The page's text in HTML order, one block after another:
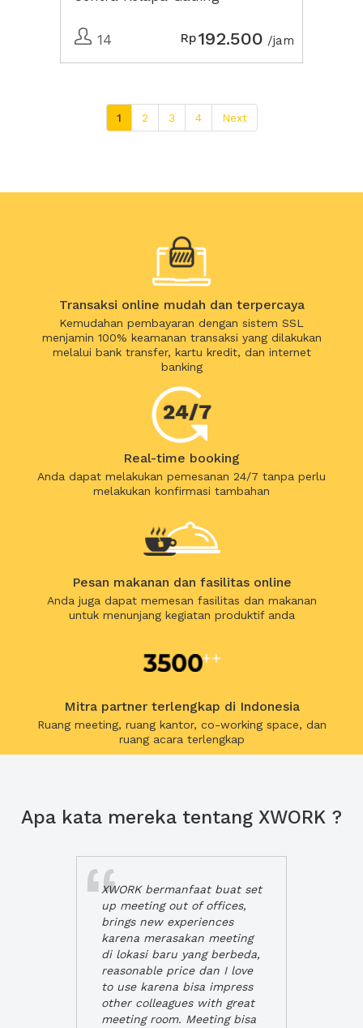
14 Rp192.500 /jam
1 2 3 4 Next
Transaksi online mudah dan terpercaya
Kemudahan pembayaran dengan sistem SSL
menjamin 100% keamanan transaksi yang dilakukan
melalui bank transfer, kartu kredit, dan internet
banking
Real-time booking
Anda dapat melakukan pemesanan 24/7 tanpa perlu
melakukan konfirmasi tambahan
Pesan makanan dan fasilitas online
Anda juga dapat memesan fasilitas dan makanan
untuk menunjang kegiatan produktif anda
Mitra partner terlengkap di Indonesia
Ruang meeting, ruang kantor, co-working space, dan
ruang acara terlengkap
Apa kata mereka tentang XWORK ?
XWORK bermanfaat buat set
up meeting out of offices,
brings new experiences
karena merasakan meeting
di lokasi baru yang berbeda,
reasonable price dan I love
to use karena bisa impress
other colleagues with great
meeting room. Meeting bisa